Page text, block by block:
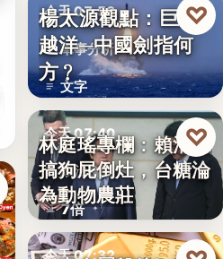
今天 07:50
軍事分析
文字
楊太源觀點：巨浪
越洋─中國劍指何
方﹖
♡
今天 07:40
政治食安
7倍
林庭瑤專欄：賴清德
搞狗屁倒灶，台糖淪
為動物農莊
♡
今天 07:32